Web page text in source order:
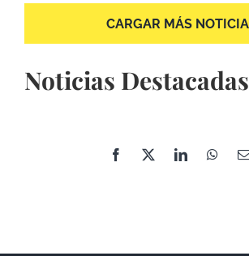
Noticias Destacadas